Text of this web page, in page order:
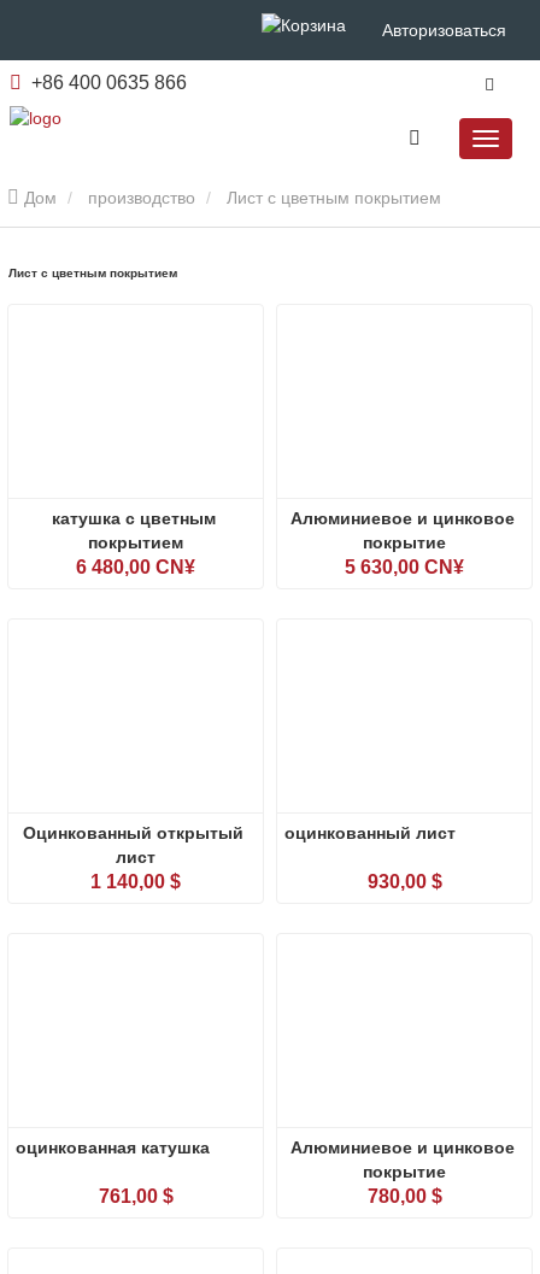
Авторизоваться
+86 400 0635 866
Дом производство Лист с цветным покрытием
Лист с цветным покрытием
катушка с цветным
покрытием
6 480,00 CN¥
Алюминиевое и цинковое
покрытие
5 630,00 CN¥
Оцинкованный открытый
лист
1 140,00 $
оцинкованный лист
930,00 $
оцинкованная катушка
761,00 $
Алюминиевое и цинковое
покрытие
780,00 $